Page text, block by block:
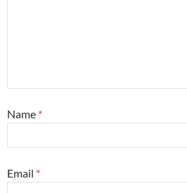
Name *
Email *